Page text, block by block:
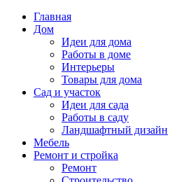
Главная
Дом
Идеи для дома
Работы в доме
Интерьеры
Товары для дома
Сад и участок
Идеи для сада
Работы в саду
Ландшафтный дизайн
Мебель
Ремонт и стройка
Ремонт